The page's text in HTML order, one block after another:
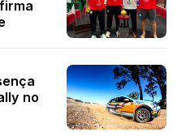
no